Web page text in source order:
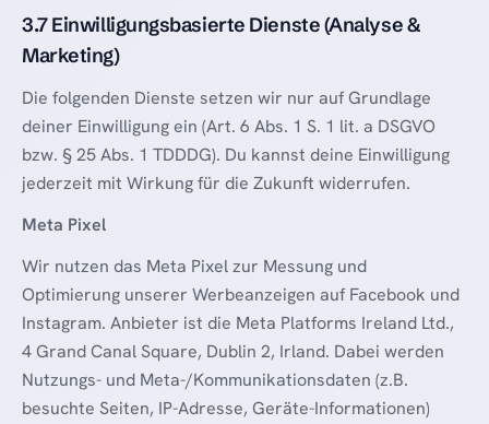
3.7 Einwilligungsbasierte Dienste (Analyse &
Marketing)
Die folgenden Dienste setzen wir nur auf Grundlage
deiner Einwilligung ein (Art. 6 Abs. 1 S. 1 lit. a DSGVO
bzw. § 25 Abs. 1 TDDDG). Du kannst deine Einwilligung
jederzeit mit Wirkung für die Zukunft widerrufen.
Meta Pixel
Wir nutzen das Meta Pixel zur Messung und
Optimierung unserer Werbeanzeigen auf Facebook und
Instagram. Anbieter ist die Meta Platforms Ireland Ltd.,
4 Grand Canal Square, Dublin 2, Irland. Dabei werden
Nutzungs- und Meta-/Kommunikationsdaten (z.B.
besuchte Seiten, IP-Adresse, Geräte-Informationen)